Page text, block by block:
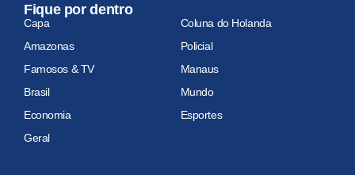
Fique por dentro
Capa
Coluna do Holanda
Amazonas
Policial
Famosos & TV
Manaus
Brasil
Mundo
Economia
Esportes
Geral